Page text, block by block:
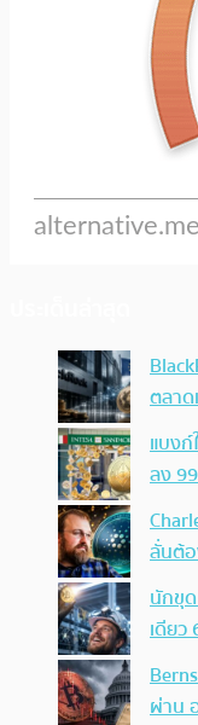
ตลาด
แบง
ลง
ลั่นต้
นักขุ
เดีย
ผ่าน